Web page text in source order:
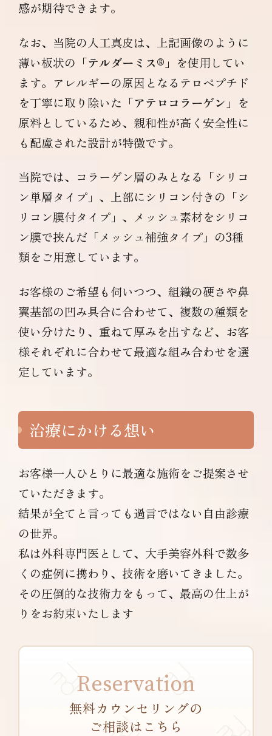
感が期待できます。
なお、当院の人工真皮は、上記画像のように
薄い板状の「テルダーミス®︎ 」を使用してい
ます。アレルギーの原因となるテロペプチド
を丁寧に取り除いた「アテロコラーゲン 」を
原料としているため、親和性が高く安全性に
も配慮された設計が特徴です。
当院では、コラーゲン層のみとなる「シリコ
ン単層タイプ」、上部にシリコン付きの「シ
リコン膜付タイプ」、メッシュ素材をシリコ
ン膜で挟んだ「メッシュ補強タイプ」の3種
類をご用意しています。
お客様のご希望も伺いつつ、組織の硬さや鼻
翼基部の凹み具合に合わせて、複数の種類を
使い分けたり、重ねて厚みを出すなど、お客
様それぞれに合わせて最適な組み合わせを選
定しています。
治療にかける想い
お客様一人ひとりに最適な施術をご提案させ
ていただきます。
結果が全てと言っても過言ではない自由診療
の世界。
私は外科専門医として、大手美容外科で数多
くの症例に携わり、技術を磨いてきました。
その圧倒的な技術力をもって、最高の仕上が
りをお約束いたします
Reservation
無料カウンセリングの
ご相談はこちら